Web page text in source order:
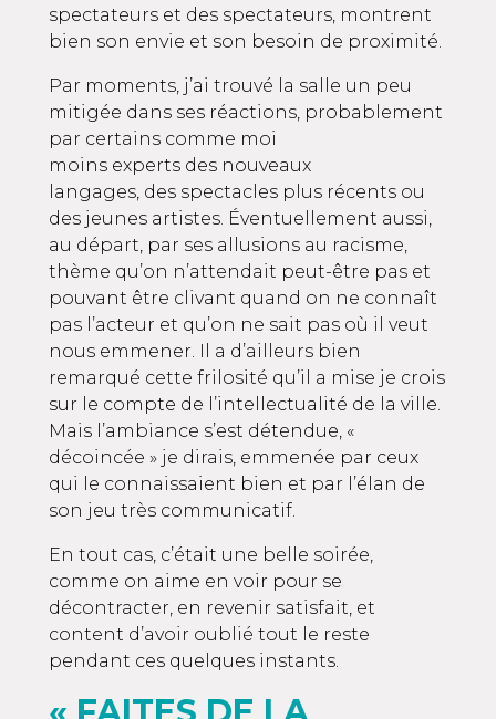
spectateurs et des spectateurs, montrent
bien son envie et son besoin de proximité.
Par moments, j’ai trouvé la salle un peu
mitigée dans ses réactions, probablement
par certains comme moi
moins experts des nouveaux
langages, des spectacles plus récents ou
des jeunes artistes. Éventuellement aussi,
au départ, par ses allusions au racisme,
thème qu’on n’attendait peut-être pas et
pouvant être clivant quand on ne connaît
pas l’acteur et qu’on ne sait pas où il veut
nous emmener. Il a d’ailleurs bien
remarqué cette frilosité qu’il a mise je crois
sur le compte de l’intellectualité de la ville.
Mais l’ambiance s’est détendue, «
décoincée » je dirais, emmenée par ceux
qui le connaissaient bien et par l’élan de
son jeu très communicatif.
En tout cas, c’était une belle soirée,
comme on aime en voir pour se
décontracter, en revenir satisfait, et
content d’avoir oublié tout le reste
pendant ces quelques instants.